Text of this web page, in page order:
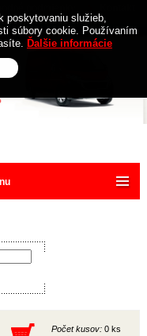
Počet kusov: 0 ks
poskytovaniu služieb,
súbory cookie. Používaním
Ďalšie informácie